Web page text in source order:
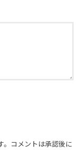
。コメントは承認後に